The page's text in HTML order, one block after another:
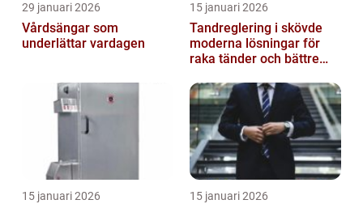
29 januari 2026
Vårdsängar som
underlättar vardagen
15 januari 2026
Tandreglering i skövde
moderna lösningar för
raka tänder och bättre
15 januari 2026 15 januari 2026